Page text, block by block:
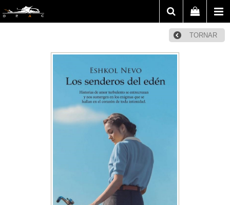
TORNAR